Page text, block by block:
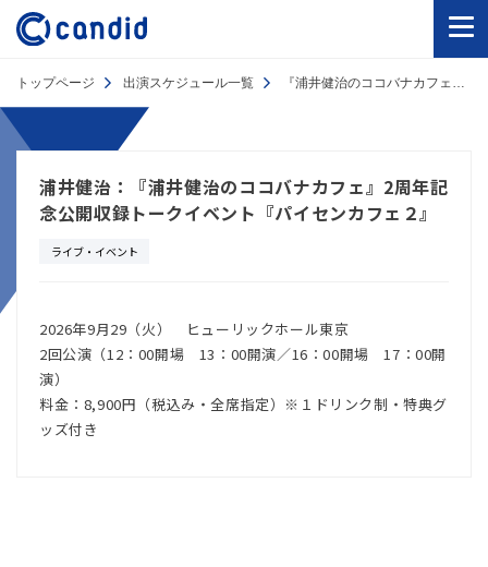
トップページ 出演スケジュール一覧 『浦井健治のココバナカフェ』2周年記念公開収録トークイベント『パイセンカフェ２』
浦井健治：『浦井健治のココバナカフェ』2周年記
念公開収録トークイベント『パイセンカフェ２』
ライブ・イベント
2026年9月29（火） ヒューリックホール東京
2回公演（12：00開場 13：00開演／16：00開場 17：00開
演）
料金：8,900円（税込み・全席指定）※１ドリンク制・特典グ
ッズ付き